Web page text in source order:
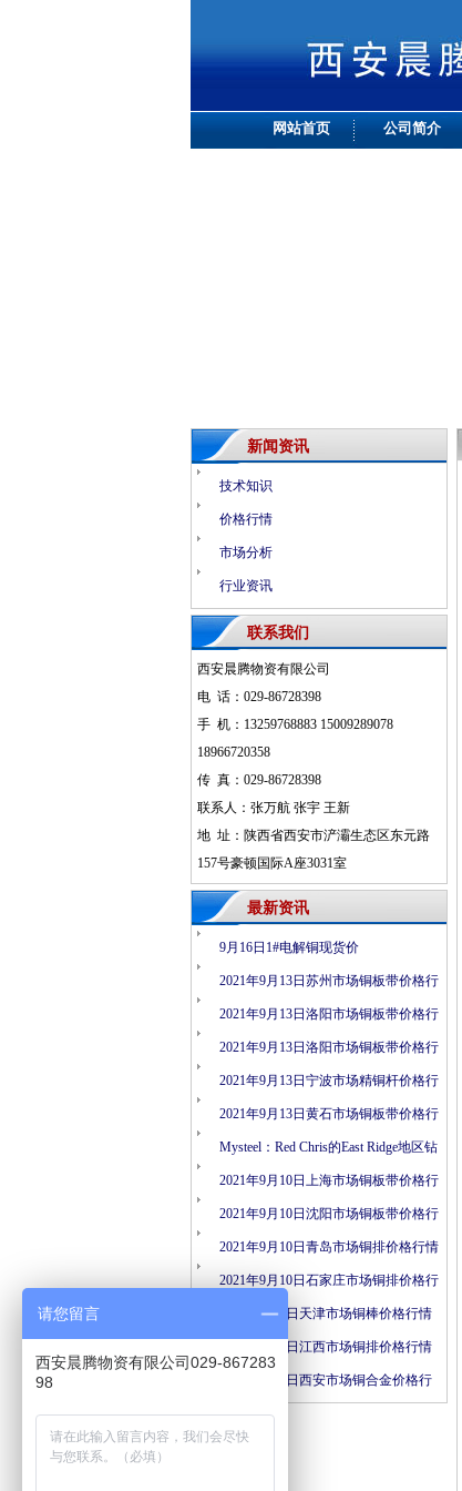
网站首页 公司简介
新闻资讯
技术知识
价格行情
市场分析
行业资讯
联系我们
西安晨腾物资有限公司
电 话：029-86728398
手 机：13259768883 15009289078
18966720358
传 真：029-86728398
联系人：张万航 张宇 王新
地 址：陕西省西安市浐灞生态区东元路
157号豪顿国际A座3031室
最新资讯
9月16日1#电解铜现货价
2021年9月13日苏州市场铜板带价格行
情
2021年9月13日洛阳市场铜板带价格行
情
2021年9月13日洛阳市场铜板带价格行
情
2021年9月13日宁波市场精铜杆价格行
情
2021年9月13日黄石市场铜板带价格行
情
Mysteel：Red Chris的East Ridge地区钻
探结果表明矿化连续性
2021年9月10日上海市场铜板带价格行
情
2021年9月10日沈阳市场铜板带价格行
情
2021年9月10日青岛市场铜排价格行情
2021年9月10日石家庄市场铜排价格行
2021年9月6日天津市场铜棒价格行情
2021年9月6日江西市场铜排价格行情
2021年9月6日西安市场铜合金价格行
情
请您留言
西安晨腾物资有限公司029-867283
98